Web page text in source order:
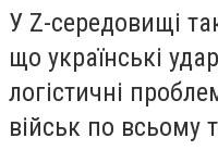
У Z-середовищі
що українські
логістичні
військ по всьому